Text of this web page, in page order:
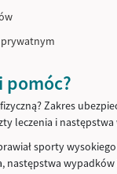
pomóc?
Zakres
leczenia i
sporty
następstwa